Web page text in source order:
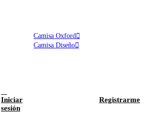
Camisa Oxford
Camisa Diseño
Iniciar
sesión
Registrarme